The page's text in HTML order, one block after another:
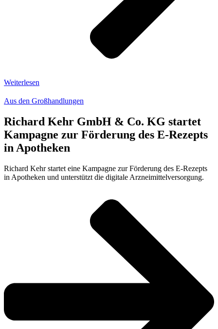
Weiterlesen
Aus den Großhandlungen
Richard Kehr GmbH & Co. KG startet
Kampagne zur Förderung des E-Rezepts
in Apotheken
Richard Kehr startet eine Kampagne zur Förderung des E-Rezepts
in Apotheken und unterstützt die digitale Arzneimittelversorgung.